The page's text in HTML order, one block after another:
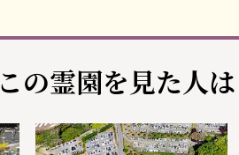
この霊園を見た人は